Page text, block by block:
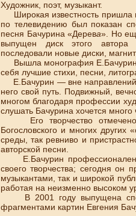
Художник, поэт, музыкант.
Широкая известность пришла
по телевидению был показан
песня Бачурина «Дерева». Но
выпущен диск этого
последовали новые диски,
Вышла монография
себя лучшие стихи, песни,
Е.Бачурин — вне направлений
него свой путь. Подвижный,
многом благодаря профессии
слушать Бачурина хочется много
Его творчество отмечено
Богословского и многих
среды, так ревниво и
авторской песни.
Е.Бачурин профессионален,
своего творчества; сегодня
музыкантами, так и широкой
работая на неизменно высоком
В 2001 году выпущена
фрагментами картин Евгения